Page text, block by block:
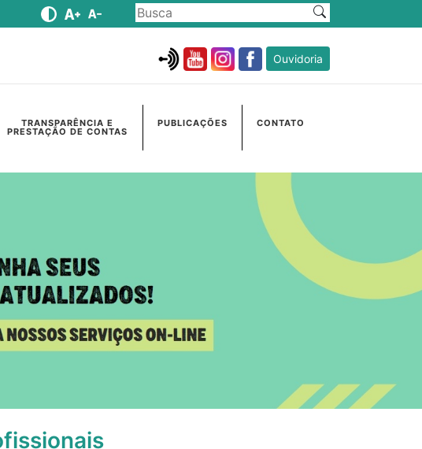
Ouvidoria
TRANSPARÊNCIA E
PRESTAÇÃO DE CONTAS
PUBLICAÇÕES CONTATO